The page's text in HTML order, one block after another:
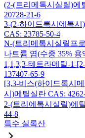
(2-(트리메톡시실릴)에
20728-21-6
3-(2-하이드록시에톡
CAS: 23785-50-4
N-(트리메톡시실릴프
나트륨 염(수중 35% 용
1,1,3,3-테트라메틸-1-
137407-65-9
[3,3-비스(하이드록시
시)메틸실란 CAS:
2-(트리에톡시실릴)에
44-8
특수 실록산